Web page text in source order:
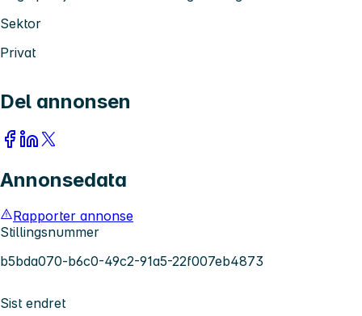
Sektor
Privat
Del annonsen
Annonsedata
Rapporter annonse
Stillingsnummer
b5bda070-b6c0-49c2-91a5-22f007eb4873
Sist endret